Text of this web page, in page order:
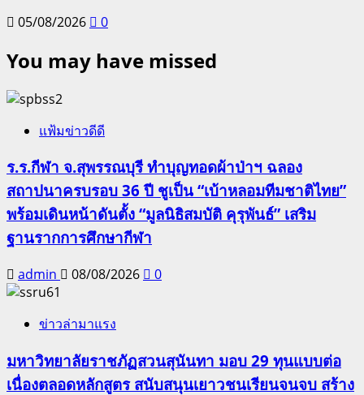
05/08/2026 0
You may have missed
แฟ้มข่าวดีดี
ร.ร.กีฬา จ.สุพรรณบุรี ทำบุญทอดผ้าป่าฯ ฉลอง
สถาปนาครบรอบ 36 ปี ชูเป็น “เบ้าหลอมทีมชาติไทย”
พร้อมเดินหน้าดันตั้ง “มูลนิธิสมบัติ คุรุพันธ์” เสริม
ฐานรากการศึกษากีฬา
admin 08/08/2026 0
ข่าวล่ามาแรง
มหาวิทยาลัยราชภัฏสวนสุนันทา มอบ 29 ทุนแบบต่อ
เนื่องตลอดหลักสูตร สนับสนุนเยาวชนเรียนจนจบ สร้าง